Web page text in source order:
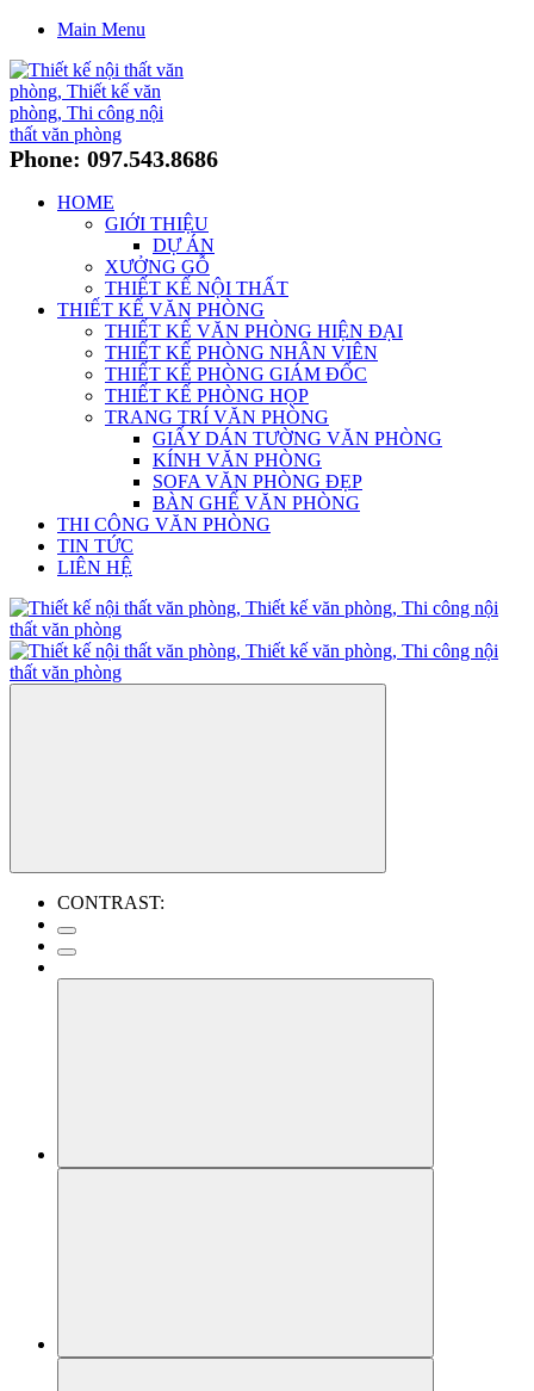
Main Menu
Phone: 097.543.8686
HOME
GIỚI THIỆU
DỰ ÁN
XƯỞNG GỖ
THIẾT KẾ NỘI THẤT
THIẾT KẾ VĂN PHÒNG
THIẾT KẾ VĂN PHÒNG HIỆN ĐẠI
THIẾT KẾ PHÒNG NHÂN VIÊN
THIẾT KẾ PHÒNG GIÁM ĐỐC
THIẾT KẾ PHÒNG HỌP
TRANG TRÍ VĂN PHÒNG
GIẤY DÁN TƯỜNG VĂN PHÒNG
KÍNH VĂN PHÒNG
SOFA VĂN PHÒNG ĐẸP
BÀN GHẾ VĂN PHÒNG
THI CÔNG VĂN PHÒNG
TIN TỨC
LIÊN HỆ
CONTRAST: